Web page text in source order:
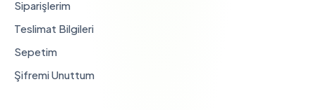
Siparişlerim
Teslimat Bilgileri
Sepetim
Şifremi Unuttum